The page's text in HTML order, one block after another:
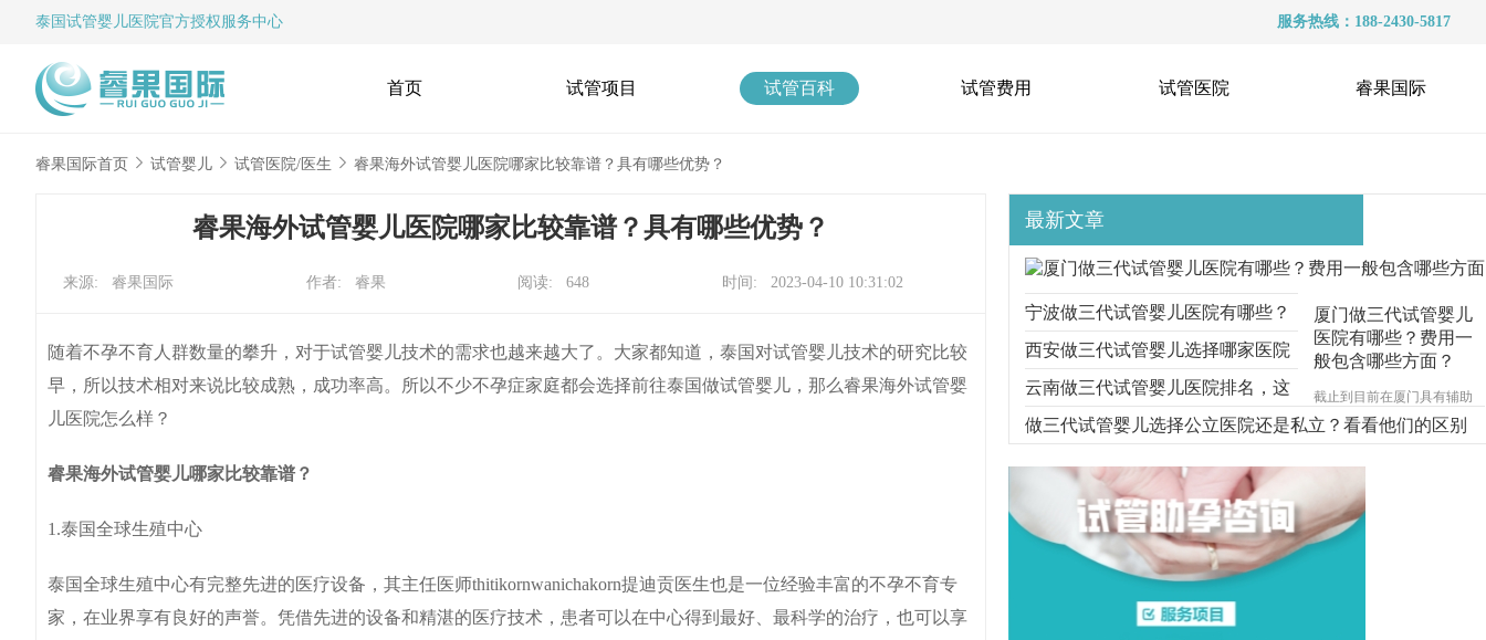
泰国试管婴儿 医院官方授权服务中心 服务热线：188-2430-5817
首页 试管项目 试管百科 试管费用 试管医院 睿果国际
睿果国际首页 试管婴儿 试管医院/医生 睿果海外试管婴儿医院哪家比较靠谱？具有哪些优势？
睿果海外试管婴儿医院哪家比较靠谱？具有哪些优势？
来源: 睿果国际 作者: 睿果 阅读: 648 时间: 2023-04-10 10:31:02
随着不孕不育人群数量的攀升，对于试管婴儿技术的需求也越来越大了。大家都知道，泰国对试管婴儿技术的研究比较
早，所以技术相对来说比较成熟，成功率高。所以不少不孕症家庭都会选择前往泰国做试管婴儿，那么睿果海外试管婴
儿医院怎么样？
睿果海外试管婴儿哪家比较靠谱？
1.泰国全球生殖中心
泰国全球生殖中心有完整先进的医疗设备，其主任医师thitikornwanichakorn提迪贡医生也是一位经验丰富的不孕不育专
家，在业界享有良好的声誉。凭借先进的设备和精湛的医疗技术，患者可以在中心得到最好、最科学的治疗，也可以享
最新文章
厦门做三代试管婴儿
医院有哪些？费用一
般包含哪些方面？
截止到目前在厦门具有辅助
生殖技术资质的试管婴儿医
院一共有4家，分别为厦门的
一医院，这些医院都可以开
展一二代试管婴儿技术，下
面为大家整理厦门试管医院
宁波做三代试管婴儿医院有哪些？
选择医院时要多看什么？
西安做三代试管婴儿选择哪家医院
好？医院的收费情况如何？
云南做三代试管婴儿医院排名，这
三家医院都可以
做三代试管婴儿选择公立医院还是私立？看看他们的区别